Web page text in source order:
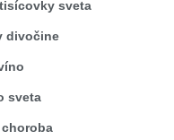
sveta
divočine
sveta